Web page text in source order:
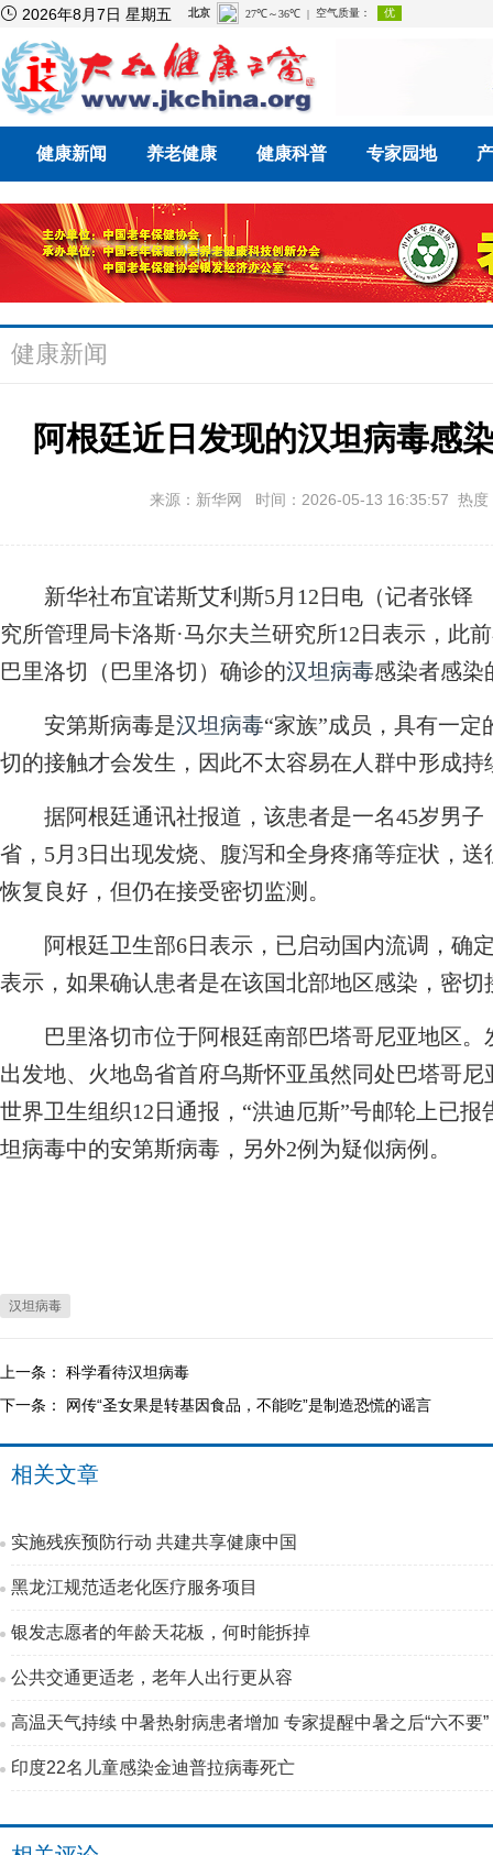
 2026年8月7日 星期五
健康新闻 养老健康 健康科普 专家园地
健康新闻
阿根廷近日发现的汉坦病毒感
来源：新华网 时间：2026-05-13 16:35:57 热
新华社布宜诺斯艾利斯5月12日电（记者张铎
究所管理局卡洛斯·马尔夫兰研究所12日表示，此
巴里洛切（巴里洛切）确诊的汉坦病毒感染者感染
安第斯病毒是汉坦病毒“家族”成员，具有一
切的接触才会发生，因此不太容易在人群中形成持
据阿根廷通讯社报道，该患者是一名45岁男子
省，5月3日出现发烧、腹泻和全身疼痛等症状，送
恢复良好，但仍在接受密切监测。
阿根廷卫生部6日表示，已启动国内流调，确
表示，如果确认患者是在该国北部地区感染，密
巴里洛切市位于阿根廷南部巴塔哥尼亚地区。
出发地、火地岛省首府乌斯怀亚虽然同处巴塔哥
世界卫生组织12日通报，“洪迪厄斯”号邮轮上已
坦病毒中的安第斯病毒，另外2例为疑似病例。
汉坦病毒
上一条： 科学看待汉坦病毒
下一条： 网传“圣女果是转基因食品，不能吃”是制造恐慌的谣言
相关文章
实施残疾预防行动 共建共享健康中国
黑龙江规范适老化医疗服务项目
银发志愿者的年龄天花板，何时能拆掉
公共交通更适老，老年人出行更从容
高温天气持续 中暑热射病患者增加 专家提醒中暑之后“六不要”
印度22名儿童感染金迪普拉病毒死亡